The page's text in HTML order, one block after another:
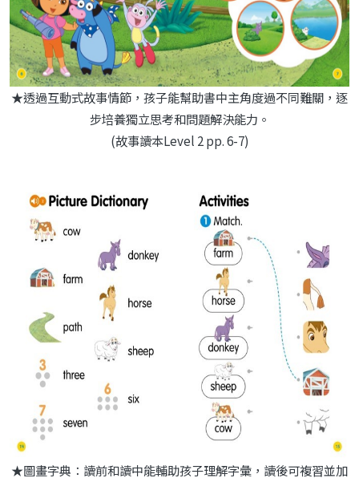
★透過互動式故事情節，孩子能幫助書中主角度過不同難關，逐
步培養獨立思考和問題解決能力。
(故事讀本Level 2 pp. 6-7)
★圖畫字典：讀前和讀中能輔助孩子理解字彙，讀後可複習並加